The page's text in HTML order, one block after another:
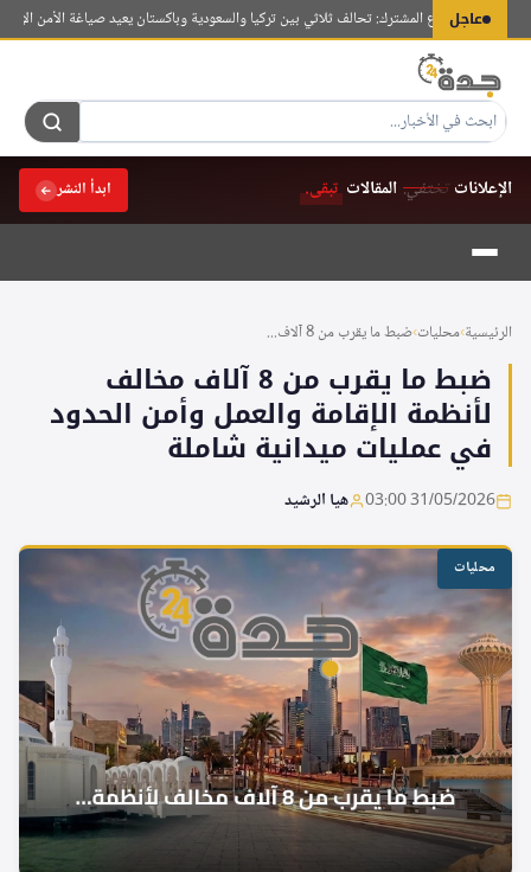
عاجل
مكة للدفاع المشترك: تحالف ثلاثي بين تركيا والسعودية وباكستان يعيد صياغة الأمن الإقليمي
الإعلانات تختفي.المقالات تبقى. ابدأ النشر
التجاوز
المحتوى
الرئيسية›محليات›ضبط ما يقرب من 8 آلاف...
ضبط ما يقرب من 8 آلاف مخالف
لأنظمة الإقامة والعمل وأمن الحدود
في عمليات ميدانية شاملة
31/05/2026 03:00 هيا الرشيد
محليات